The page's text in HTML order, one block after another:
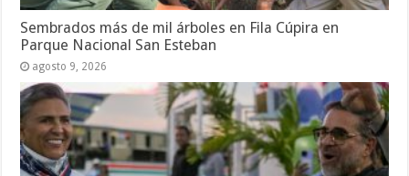
Sembrados más de mil árboles en Fila Cúpira en
Parque Nacional San Esteban
agosto 9, 2026